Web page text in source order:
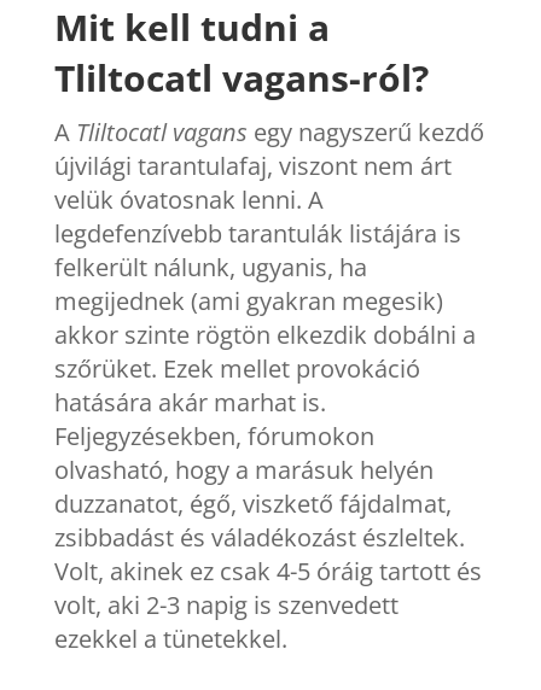
Mit kell tudni a
Tliltocatl vagans-ról?
A Tliltocatl vagans egy nagyszerű kezdő
újvilági tarantulafaj, viszont nem árt
velük óvatosnak lenni. A
legdefenzívebb tarantulák listájára is
felkerült nálunk, ugyanis, ha
megijednek (ami gyakran megesik)
akkor szinte rögtön elkezdik dobálni a
szőrüket. Ezek mellet provokáció
hatására akár marhat is.
Feljegyzésekben, fórumokon
olvasható, hogy a marásuk helyén
duzzanatot, égő, viszkető fájdalmat,
zsibbadást és váladékozást észleltek.
Volt, akinek ez csak 4-5 óráig tartott és
volt, aki 2-3 napig is szenvedett
ezekkel a tünetekkel.